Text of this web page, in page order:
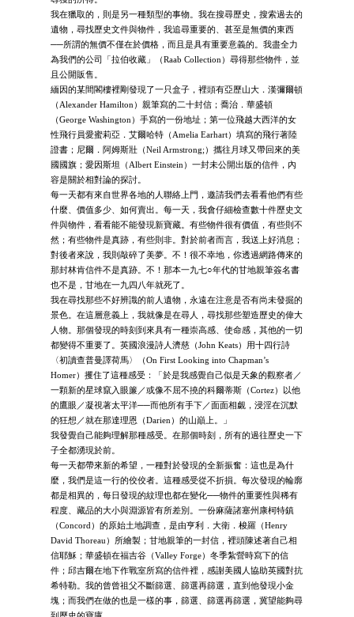
我在獵取的，則是另一種類型的事物。我在搜尋歷史，搜索過去的
遺物，尋找歷史文件與物件，我追尋重要的、甚至是無價的東西
──所謂的無價不僅在於價格，而且是具有重要意義的。我盡全力
為我們的公司「拉伯收藏」（Raab Collection）尋得那些物件，並
且公開販售。
緬因的某間閣樓裡剛發現了一只盒子，裡頭有亞歷山大．漢彌爾頓
（Alexander Hamilton）親筆寫的二十封信；喬治．華盛頓
（George Washington）手寫的一份地址；第一位飛越大西洋的女
性飛行員愛蜜莉亞．艾爾哈特（Amelia Earhart）填寫的飛行著陸
證書；尼爾．阿姆斯壯（Neil Armstrong;）攜往月球又帶回來的美
國國旗；愛因斯坦（Albert Einstein）一封未公開出版的信件，內
容是關於相對論的探討。
每一天都有來自世界各地的人聯絡上門，邀請我們去看看他們有些
什麼、價值多少、如何賣出。每一天，我會仔細檢查數十件歷史文
件與物件，看看能不能發現新寶藏。有些物件很有價值，有些則不
然；有些物件是真跡，有些則非。對於前者而言，我送上好消息；
對後者來說，我則敲碎了美夢。不！很不幸地，你透過網路傳來的
那封林肯信件不是真跡。不！那本一九七○年代的甘地親筆簽名書
也不是，甘地在一九四八年就死了。
我在尋找那些不好辨識的前人遺物，永遠在注意是否有尚未發掘的
景色。在這層意義上，我就像是在尋人，尋找那些塑造歷史的偉大
人物。那個發現的時刻到來具有一種崇高感、使命感，其他的一切
都變得不重要了。英國浪漫詩人濟慈（John Keats）用十四行詩
〈初讀查普曼譯荷馬〉（On First Looking into Chapman’s
Homer）攫住了這種感受：「於是我感覺自己似是天象的觀察者／
一顆新的星球竄入眼簾／或像不屈不撓的科爾蒂斯（Cortez）以他
的鷹眼／凝視著太平洋──而他所有手下／面面相覷，浸淫在沉默
的狂想／就在那達理恩（Darien）的山巔上。」
我發覺自己能夠理解那種感受。在那個時刻，所有的過往歷史一下
子全都湧現於前。
每一天都帶來新的希望，一種對於發現的全新振奮：這也是為什
麼，我們是這一行的佼佼者。這種感受從不折損。每次發現的輪廓
都是相異的，每日發現的紋理也都在變化──物件的重要性與稀有
程度、藏品的大小與淵源皆有所差別。一份麻薩諸塞州康柯特鎮
（Concord）的原始土地調查，是由亨利．大衛．梭羅（Henry
David Thoreau）所繪製；甘地親筆的一封信，裡頭陳述著自己相
信耶穌；華盛頓在福吉谷（Valley Forge）冬季紮營時寫下的信
件；邱吉爾在地下作戰室所寫的信件裡，感謝美國人協助英國對抗
希特勒。我的曾曾祖父不斷篩選、篩選再篩選，直到他發現小金
塊；而我們在做的也是一樣的事，篩選、篩選再篩選，冀望能夠尋